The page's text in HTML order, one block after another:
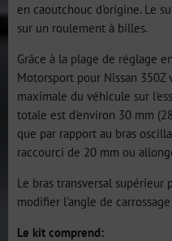
en caoutchouc d'origine. Le
sur un roulement à billes.
Grâce à la plage de réglage
Motorsport pour Nissan
maximale du véhicule sur
totale est d'environ 30 mm
que par rapport au bras
raccourci de 20 mm ou
Le bras transversal
modifier l'angle de
Le kit comprend: